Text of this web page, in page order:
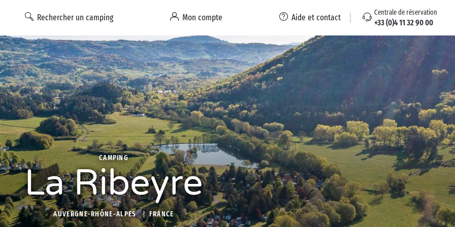
Rechercher un camping Mon compte Aide et contact Centrale de réservation
+33 (0)4 11 32 90 00
CAMPING
La Ribeyre
AUVERGNE-RHÔNE-ALPES FRANCE